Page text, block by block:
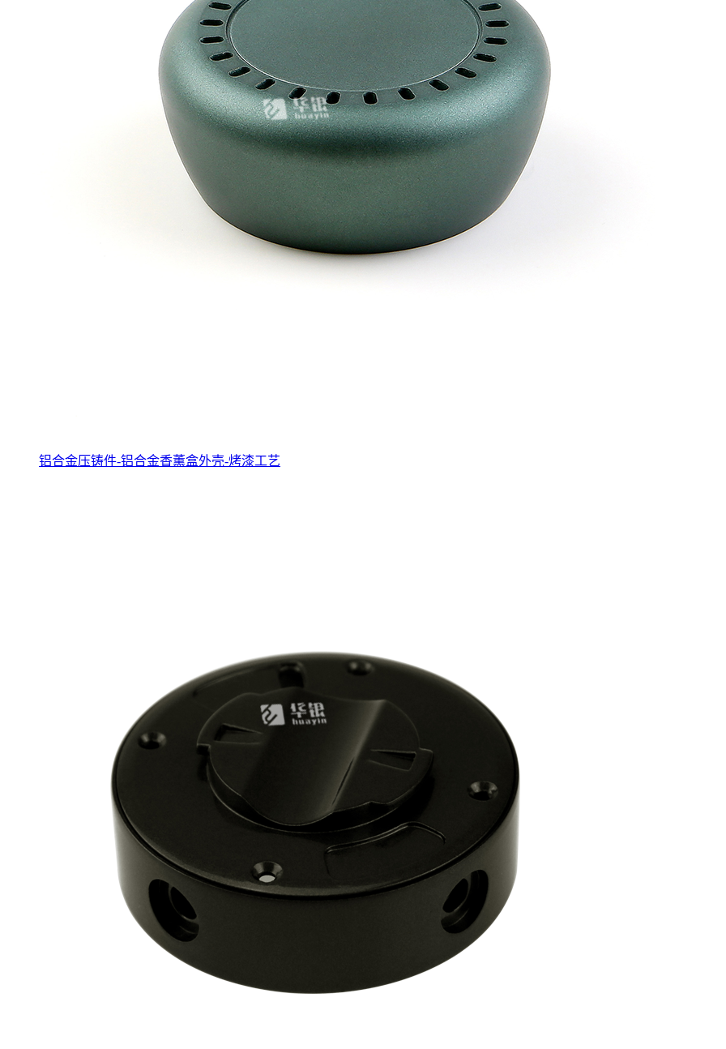
铝合金压铸件-铝合金香薰盒外壳-烤漆工艺